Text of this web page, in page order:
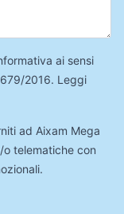
ai sensi
2016. Leggi
ad Aixam Mega
telematiche con